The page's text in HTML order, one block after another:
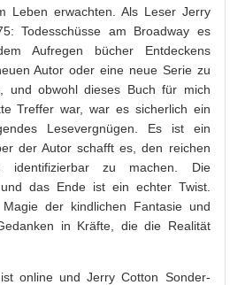
Leben erwachten. Als Leser Jerry
Todesschüsse am Broadway es
Aufregen bücher Entdeckens
Autor oder eine neue Serie zu
und obwohl dieses Buch für mich
Treffer war, war es sicherlich ein
Lesevergnügen. Es ist ein
der Autor schafft es, den reichen
identifizierbar zu machen. Die
das Ende ist ein echter Twist.
der kindlichen Fantasie und
in Kräfte, die die Realität
online und Jerry Cotton Sonder-